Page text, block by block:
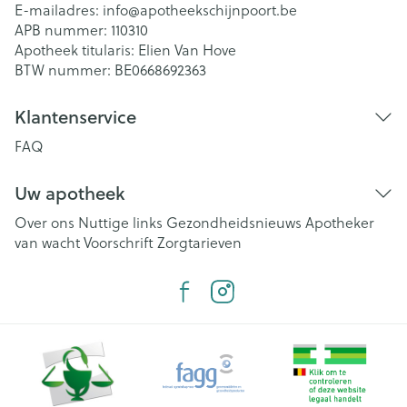
E-mailadres: info@apotheekschijnpoort.be
APB nummer: 110310
Apotheek titularis: Elien Van Hove
BTW nummer: BE0668692363
Klantenservice
FAQ
Uw apotheek
Over ons Nuttige links Gezondheidsnieuws Apotheker
van wachtVoorschriftZorgtarieven